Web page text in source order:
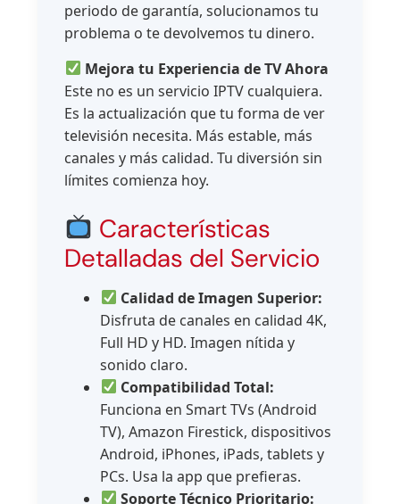
periodo de garantía, solucionamos tu
problema o te devolvemos tu dinero.
Mejora tu Experiencia de TV Ahora
Este no es un servicio IPTV cualquiera.
Es la actualización que tu forma de ver
televisión necesita. Más estable, más
canales y más calidad. Tu diversión sin
límites comienza hoy.
Características
Detalladas del Servicio
Calidad de Imagen Superior:
Disfruta de canales en calidad 4K,
Full HD y HD. Imagen nítida y
sonido claro.
Compatibilidad Total:
Funciona en Smart TVs (Android
TV), Amazon Firestick, dispositivos
Android, iPhones, iPads, tablets y
PCs. Usa la app que prefieras.
Soporte Técnico Prioritario: